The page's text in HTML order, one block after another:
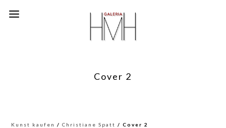
Cover 2
Kunst kaufen /Christiane Spatt / Cover 2